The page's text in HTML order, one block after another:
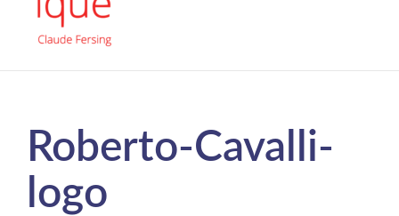
Roberto-Cavalli-
logo